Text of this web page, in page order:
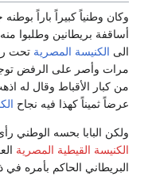
وكان وطنياً كبيراً باراً بوطنه
أساقفة بريطانين وطلبوا منه
الىالكنيسة المصريةتحت
مرات وأصر على الرفض توجهوا
من كبار الأقباط وقال له
عرضاً ثميناً كهذا فيه نجاح
ولكن البابا بحسه الوطني
الكنيسة القيطية المصرية
البريطاني الحاكم بأمره في